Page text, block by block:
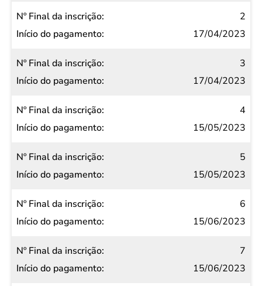
2
17/04/2023
3
17/04/2023
4
15/05/2023
5
15/05/2023
6
15/06/2023
7
15/06/2023